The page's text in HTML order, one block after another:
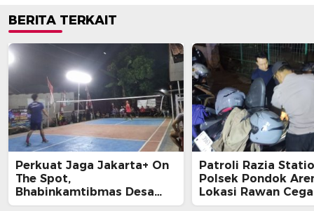
BERITA TERKAIT
Perkuat Jaga Jakarta+ On
The Spot,
Bhabinkamtibmas Desa
Kemuning Monitoring
Patroli Razia
Polsek Pondok
Lokasi Rawan
Kejahatan Malam